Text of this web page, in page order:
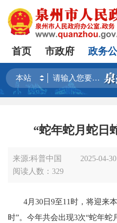
首页 市政府 政务
“蛇年蛇月蛇日
来源:科普中国
2025-04-
阅读人数： 329
4月30日9至11时，将迎来本
时”。今年共会出现3次“蛇年蛇